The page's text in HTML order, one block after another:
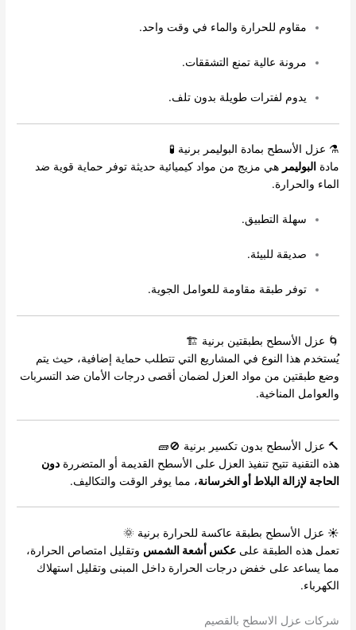
مقاوم للحرارة والماء في وقت واحد.
مرونة عالية تمنع التشققات.
يدوم لفترات طويلة بدون تلف.
⚗️ عزل الأسطح بمادة البوليمر برنية 🧪
مادة البوليمر هي مزيج من مواد كيميائية حديثة توفر حماية قوية ضد
الماء والحرارة.
سهلة التطبيق.
صديقة للبيئة.
توفر طبقة مقاومة للعوامل الجوية.
🌀 عزل الأسطح بطبقتين برنية 🏗️
يُستخدم هذا النوع في المشاريع التي تتطلب حماية إضافية، حيث يتم
وضع طبقتين من مواد العزل لضمان أقصى درجات الأمان ضد التسربات
والعوامل المناخية.
🔨 عزل الأسطح بدون تكسير برنية 🚫🧱
هذه التقنية تتيح تنفيذ العزل على الأسطح القديمة أو المتضررةدون
الحاجة لإزالة البلاط أو الخرسانة، مما يوفر الوقت والتكاليف.
☀️ عزل الأسطح بطبقة عاكسة للحرارة برنية 🌞
تعمل هذه الطبقة علىعكس أشعة الشمس وتقليل امتصاص الحرارة،
مما يساعد على خفض درجات الحرارة داخل المبنى وتقليل استهلاك
الكهرباء.
شركات عزل الاسطح بالقصيم